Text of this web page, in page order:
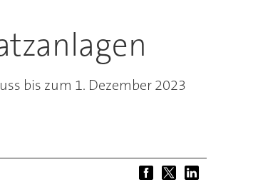
bis zum 1. Dezember 2023